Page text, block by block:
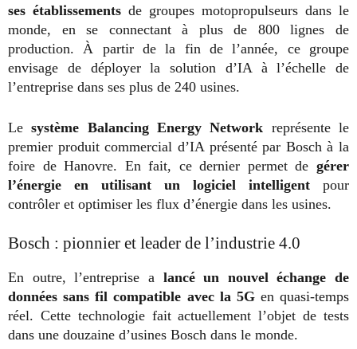
ses établissements de groupes motopropulseurs dans le
monde, en se connectant à plus de 800 lignes de
production. À partir de la fin de l’année, ce groupe
envisage de déployer la solution d’IA à l’échelle de
l’entreprise dans ses plus de 240 usines.
Le système Balancing Energy Network représente le
premier produit commercial d’IA présenté par Bosch à la
foire de Hanovre. En fait, ce dernier permet de gérer
l’énergie en utilisant un logiciel intelligent pour
contrôler et optimiser les flux d’énergie dans les usines.
Bosch : pionnier et leader de l’industrie 4.0
En outre, l’entreprise alancé un nouvel échange de
données sans fil compatible avec la 5Gen quasi-temps
réel. Cette technologie fait actuellement l’objet de tests
dans une douzaine d’usines Bosch dans le monde.